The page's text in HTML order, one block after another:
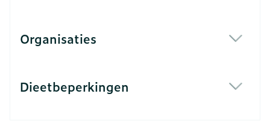
Organisaties
Dieetbeperkingen